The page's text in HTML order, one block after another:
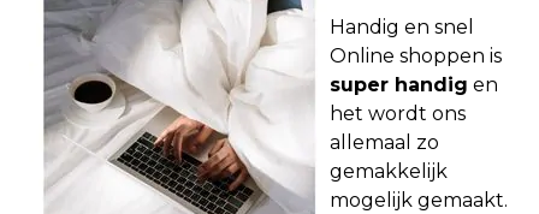
Handig en snel
Online shoppen is
super handig en
het wordt ons
allemaal zo
gemakkelijk
mogelijk gemaakt.